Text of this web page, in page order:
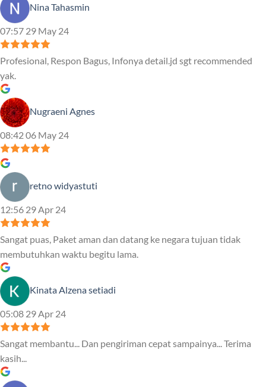
Nina Tahasmin
07:57 29 May 24
Profesional, Respon Bagus, Infonya detail.jd sgt recommended
yak.
Nugraeni Agnes
08:42 06 May 24
retno widyastuti
12:56 29 Apr 24
Sangat puas, Paket aman dan datang ke negara tujuan tidak
membutuhkan waktu begitu lama.
Kinata Alzena setiadi
05:08 29 Apr 24
Sangat membantu... Dan pengiriman cepat sampainya... Terima
kasih...